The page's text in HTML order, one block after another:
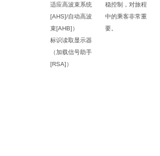
适应高波束系统
[AHS]/自动高波
束[AHB]）
标识读取显示器
（加载信号助手
[RSA]）
稳控制，对旅程
中的乘客非常重
要。